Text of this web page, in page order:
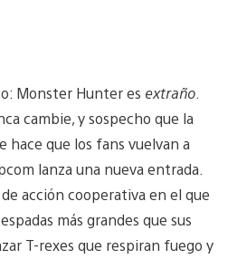
Monster Hunter es extraño
cambie, y sospecho que la
hace que los fans vuelvan a
lanza una nueva entrada.
acción cooperativa en el que
más grandes que sus
T-rexes que respiran fuego y